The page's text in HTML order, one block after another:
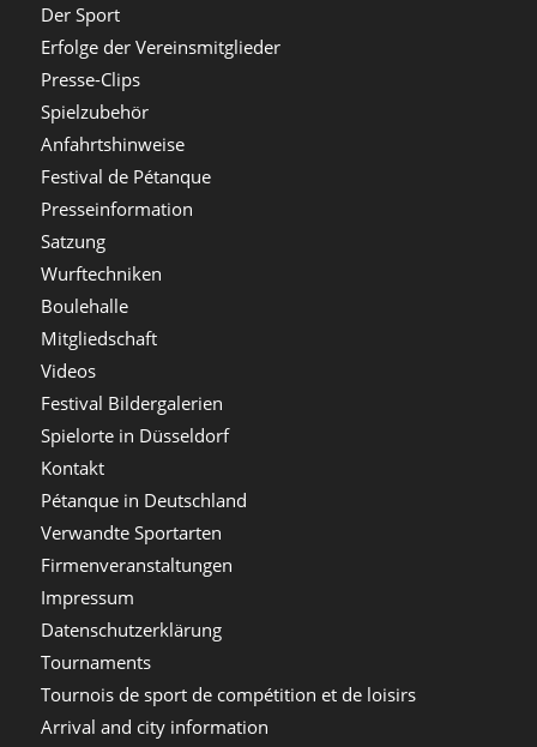
Der Sport
Erfolge der Vereinsmitglieder
Presse-Clips
Spielzubehör
Anfahrtshinweise
Festival de Pétanque
Presseinformation
Satzung
Wurftechniken
Boulehalle
Mitgliedschaft
Videos
Festival Bildergalerien
Spielorte in Düsseldorf
Kontakt
Pétanque in Deutschland
Verwandte Sportarten
Firmenveranstaltungen
Impressum
Datenschutzerklärung
Tournaments
Tournois de sport de compétition et de loisirs
Arrival and city information